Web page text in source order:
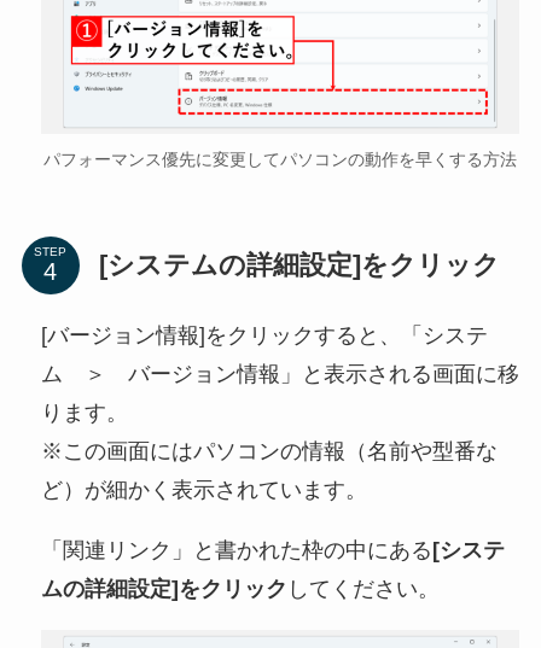
パフォーマンス優先に変更してパソコンの動作を早くする方法
STEP [システムの詳細設定]をクリック
[バージョン情報]をクリックすると、「システ
ム ＞ バージョン情報」と表示される画面に移
ります。
※この画面にはパソコンの情報（名前や型番な
ど）が細かく表示されています。
「関連リンク」と書かれた枠の中にある[システ
ムの詳細設定]をクリック してください。